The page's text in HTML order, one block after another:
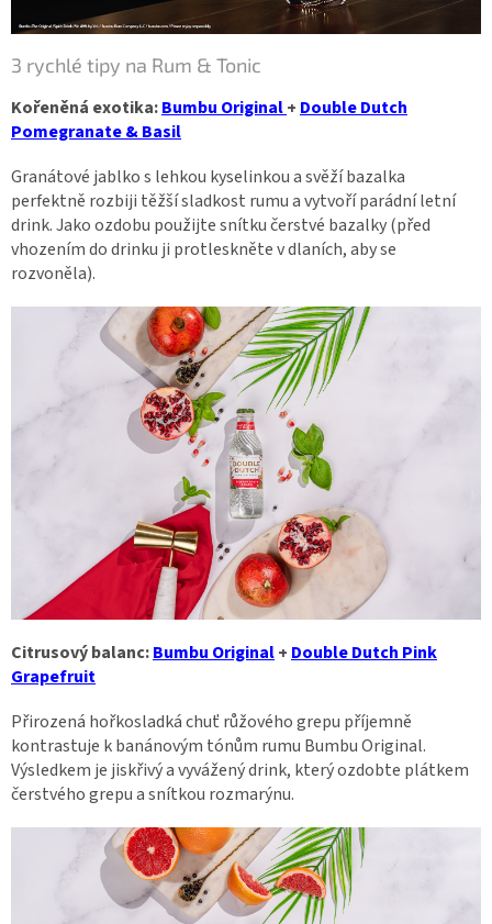
3 rychlé tipy na Rum & Tonic
Kořeněná exotika:Bumbu Original+ Double Dutch
Pomegranate & Basil
Granátové jablko s lehkou kyselinkou a svěží bazalka
perfektně rozbiji těžší sladkost rumu a vytvoří parádní letní
drink. Jako ozdobu použijte snítku čerstvé bazalky (před
vhozením do drinku ji protleskněte v dlaních, aby se
rozvoněla).
Citrusový balanc:Bumbu Original+Double Dutch Pink
Grapefruit
Přirozená hořkosladká chuť růžového grepu příjemně
kontrastuje k banánovým tónům rumu Bumbu Original.
Výsledkem je jiskřivý a vyvážený drink, který ozdobte plátkem
čerstvého grepu a snítkou rozmarýnu.